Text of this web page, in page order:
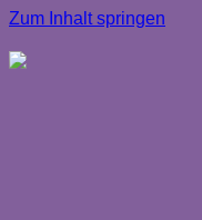
Zum Inhalt springen